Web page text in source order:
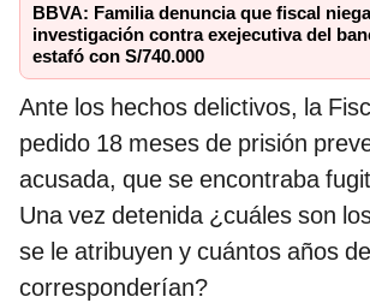
BBVA: Familia denuncia que fiscal
investigación contra exejecutiva del
estafó con S/740.000
Ante los hechos delictivos, la
pedido 18 meses de prisión
acusada, que se encontraba
Una vez detenida ¿cuáles son
se le atribuyen y cuántos años
corresponderían?